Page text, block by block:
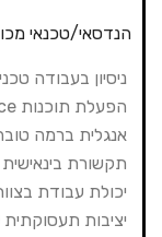
הנדסאי/טכנאי
ניסיון בעבודה
הפעלת תוכנות office ברמה טובה – בעיקר Excel
אנגלית ברמה
תקשורת
יכולת עבודת
יציבות